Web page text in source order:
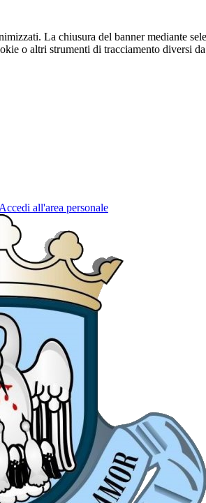
La chiusura del banner mediante
o altri strumenti di tracciamento diversi
Accedi all'area personale